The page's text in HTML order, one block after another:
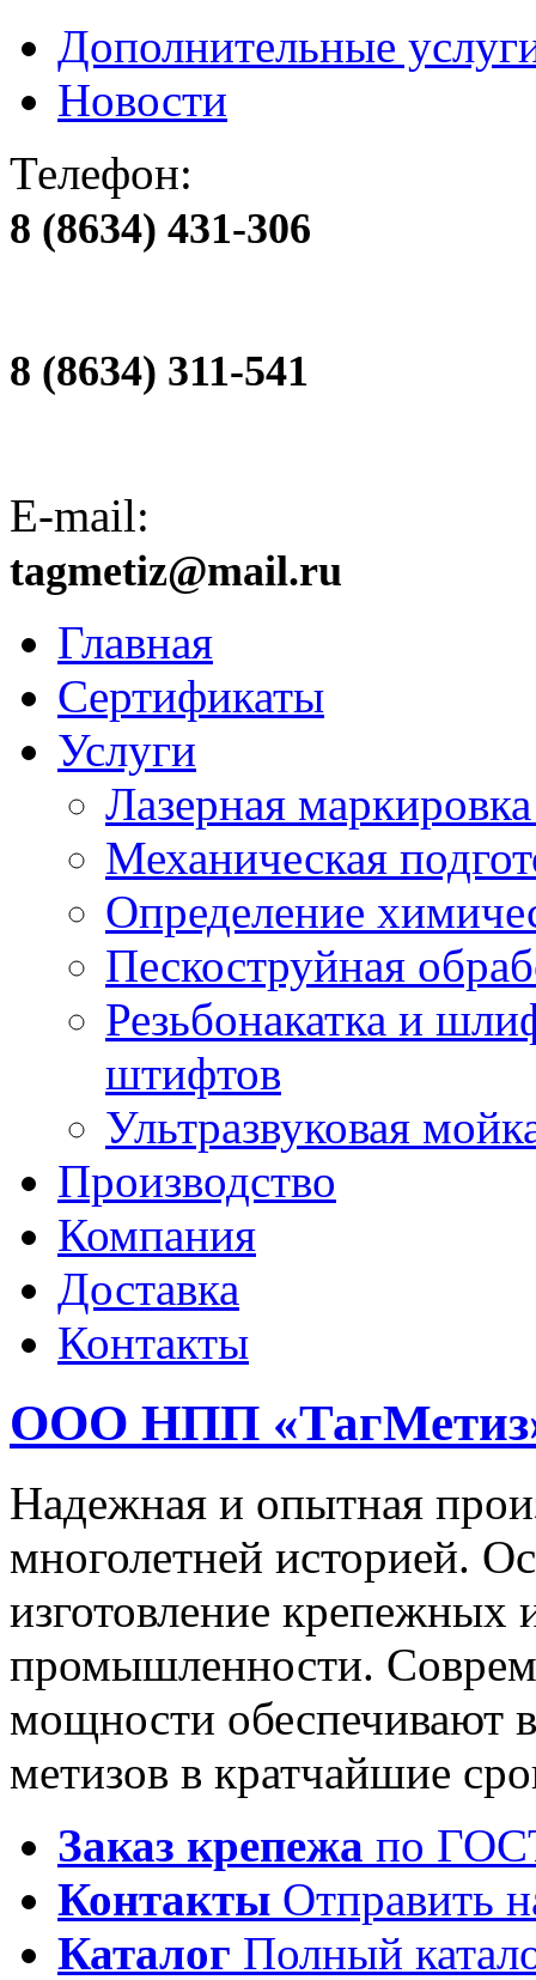
Дополнительные
Новости
Телефон:
8 (8634) 431-306
8 (8634) 311-541
E-mail:
tagmetiz@mail.ru
Главная
Сертификаты
Услуги
Лазерная
Механическая
Определение
Пескоструйная
Резьбонакатка и
штифтов
Ультразвуковая
Производство
Компания
Доставка
Контакты
ООО НПП
Надежная и опытная
многолетней историей.
изготовление крепежных
промышленности.
мощности обеспечивают
метизов в кратчайшие
Заказ крепежа по
Контакты Отправить
Каталог Полный